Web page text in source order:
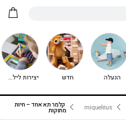
הנעלה חדש יצירות לילדים - יצירה לילדים
miquelrius קלמר תא אחד – חיות
מתוקות